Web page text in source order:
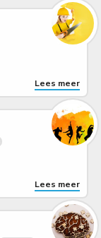
Lees meer
Lees meer